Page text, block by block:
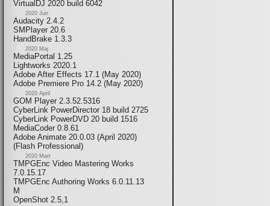
VirtualDJ 2020 build 6042
2020 Jun
Audacity 2.4.2
SMPlayer 20.6
HandBrake 1.3.3
2020 Maj
MediaPortal 1.25
Lightworks 2020.1
Adobe After Effects 17.1 (May 2020)
Adobe Premiere Pro 14.2 (May 2020)
2020 April
GOM Player 2.3.52.5316
CyberLink PowerDirector 18 build 2725
CyberLink PowerDVD 20 build 1516
MediaCoder 0.8.61
Adobe Animate 20.0.03 (April 2020)
(Flash Professional)
2020 Mart
TMPGEnc Video Mastering Works
7.0.15.17
TMPGEnc Authoring Works 6.0.11.13
M
OpenShot 2.5,1